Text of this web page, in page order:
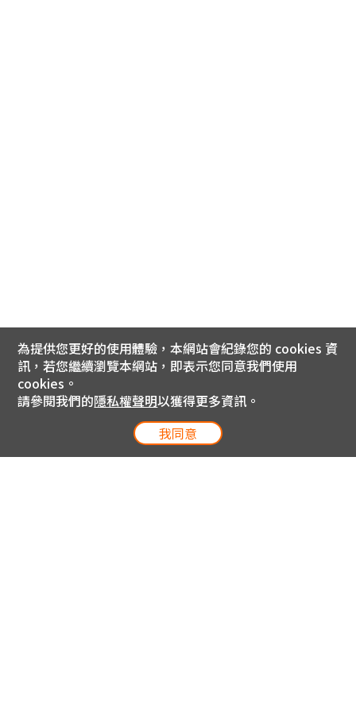
為提供您更好的使用體驗，本網站會紀錄您的 cookies 資
訊，若您繼續瀏覽本網站，即表示您同意我們使用
cookies。
請參閱我們的隱私權聲明以獲得更多資訊。
我同意